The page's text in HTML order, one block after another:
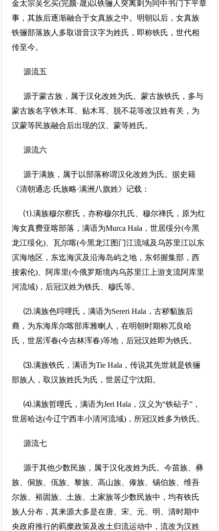
金太宗吴乞买(完颜·晟)以铁骊人突离刺为同中书门下平章
事，其族后逐渐融合于女真族之中。明朝以后，女真族
铁骊部落族人多取谐音汉字为姓氏，即称铁氏，世代相
传至今。
源流五
源于蒙古族，属于汉化改姓为氏。蒙古族铁氏，多与
蒙古族名字铁木耳、贴木耳、脱不花等改汉姓有关，为
汉蒙等民族融合后出现的汉、蒙等姓氏。
源流六
源于满族，属于以部落称谓汉化改姓为氏。据史籍
《清朝通志·氏族略·满洲八旗姓》记载：
⑴.满族穆尔察氏，亦称穆尔扎氏、穆尔禅氏，原为红
海女真费亚喀部落，满语为Murca Hala，世居绥分(今黑
龙江绥化)、瓦尔喀(今黑龙江图门江流域及乌苏里江以东
滨海地区，东迄海滨及沿海岛屿之地，东邻握集部，西
接索伦)、阿库里(今俄罗斯境内乌苏里江上游支流阿库里
河流域)，后冠汉姓为铁氏、穆氏等。
⑵.满族色哷哩氏，满语为Sereri Hala，古秽貊族后
裔，为东海库尔喀部库雅喇人，在明朝时期称兀良哈
氏，世居浑春(今吉林浑春)等地，后冠汉姓即为铁氏。
⑶.满族铁氏，满语为Tie Hala，传说其先世就是铁骊
部族人，取汉族姓氏为氏，世居辽宁沈阳。
⑷.满族哲哩氏，满语为Jeri Hala，汉义为“铁砧子”，
世居哈达(今辽宁西丰小清河流域)，所冠汉姓多为铁氏。
源流七
源于其他少数民族，属于汉化改姓为氏。今苗族、彝
族、侗族、佤族、黎族、高山族、傣族、锡伯族、维吾
尔族、裕固族、土族、土家族等少数民族中，均有铁氏
族人分布，其来源大多是在唐、宋、元、明、清时期中
央政府推行的羁糜政策及改土归流运动中，流改为汉姓